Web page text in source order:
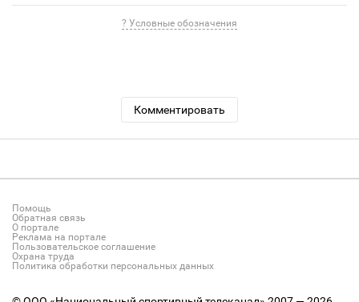
? Условные обозначения
Комментировать
Помощь
Обратная связь
О портале
Реклама на портале
Пользовательское соглашение
Охрана труда
Политика обработки персональных данных